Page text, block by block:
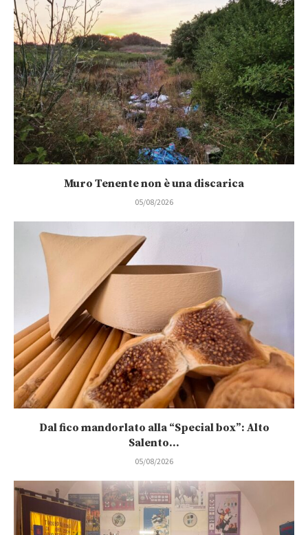
Muro Tenente non è una discarica
05/08/2026
Dal fico mandorlato alla “Special box”: Alto
Salento...
05/08/2026